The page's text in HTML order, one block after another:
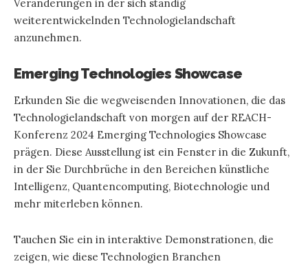
Veränderungen in der sich ständig
weiterentwickelnden Technologielandschaft
anzunehmen.
Emerging Technologies Showcase
Erkunden Sie die wegweisenden Innovationen, die das
Technologielandschaft von morgen auf der REACH-
Konferenz 2024 Emerging Technologies Showcase
prägen. Diese Ausstellung ist ein Fenster in die Zukunft,
in der Sie Durchbrüche in den Bereichen künstliche
Intelligenz, Quantencomputing, Biotechnologie und
mehr miterleben können.
Tauchen Sie ein in interaktive Demonstrationen, die
zeigen, wie diese Technologien Branchen